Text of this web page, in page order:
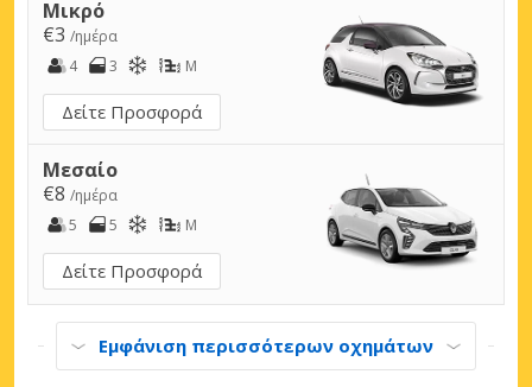
Μικρό
€3 /ημέρα
4
3 M
Δείτε Προσφορά
Μεσαίο
€8 /ημέρα
5
5 M
Δείτε Προσφορά
Εμφάνιση περισσότερων οχημάτων